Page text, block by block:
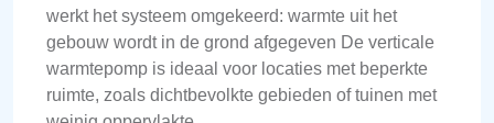
werkt het systeem omgekeerd: warmte uit het
gebouw wordt in de grond afgegeven De verticale
warmtepomp is ideaal voor locaties met beperkte
ruimte, zoals dichtbevolkte gebieden of tuinen met